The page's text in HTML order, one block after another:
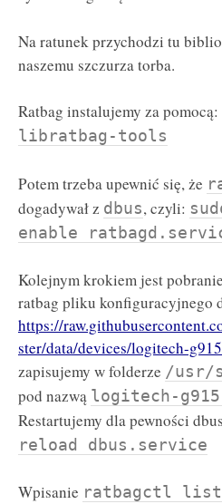
Na ratunek przychodzi tu
naszemu szczurza torba.
Ratbag instalujemy za pomocą:
libratbag-tools
Potem trzeba upewnić się, że
dogadywał z dbus, czyli:
enable
Kolejnym krokiem jest
ratbag pliku konfiguracyjnego
https://
ster/data/devices/logitech-
zapisujemy w folderze /usr/
pod nazwą logitech-
Restartujemy dla pewności
reload dbus.service
Wpisanie ratbagctl list